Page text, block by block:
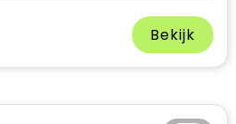
Bekijk